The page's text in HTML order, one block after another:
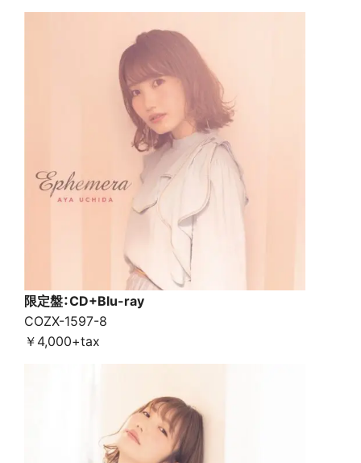
限定盤：CD+Blu-ray
COZX-1597-8
￥4,000+tax